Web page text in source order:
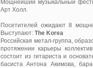
Мощнейший музыкальный
Арт Холл.
Посетителей ожидают 8
Выступают: The Korea
Российская метал-группа,
протяжении карьеры
состоит из гитариста и
басиста Антона Акимова,